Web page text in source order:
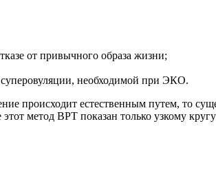
от привычного образа жизни;
суперовуляции, необходимой при ЭКО.
происходит естественным путем, то
метод ВРТ показан только узкому